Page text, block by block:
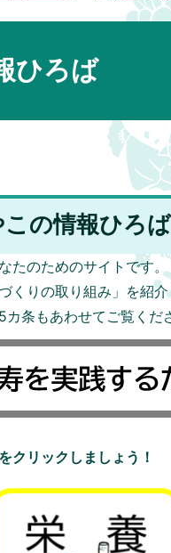
ひろば
の情報ひろ
たのためのサイトです。
くりの取り組み」を紹
条もあわせてご覧くだ
クリックしましょう！